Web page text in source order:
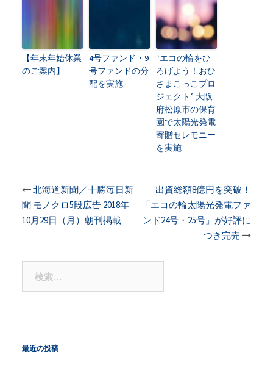
【年末年始休業
のご案内】
4号ファンド・9
号ファンドの分
配を実施
“エコの輪をひ
ろげよう！おひ
さまこっこプロ
ジェクト” 大阪
府松原市の保育
園で太陽光発電
寄贈セレモニー
を実施
投
稿
ビ
北海道新聞／十勝毎日新
聞 モノクロ5段広告 2018年
10月29日（月）朝刊掲載
出資総額8億円を突破！
「エコの輪太陽光発電ファ
ンド24号・25号」が好評に
つき完売
最近の投稿